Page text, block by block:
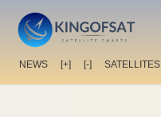
NEWS [+] [-] SATELLITES